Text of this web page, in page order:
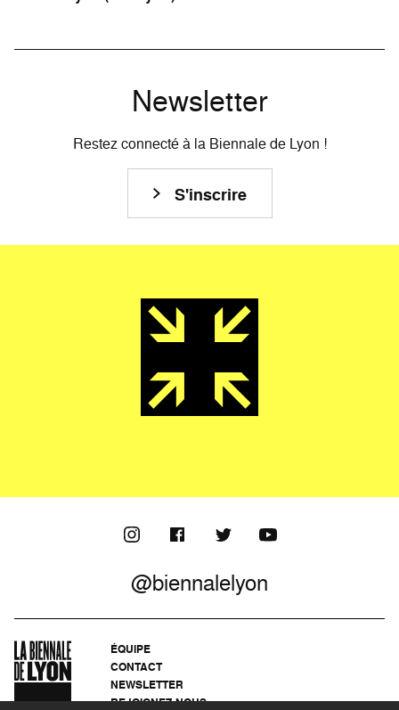
Newsletter
Restez connecté à la Biennale de Lyon !
S'inscrire
@biennalelyon
ÉQUIPE
CONTACT
NEWSLETTER
REJOIGNEZ-NOUS